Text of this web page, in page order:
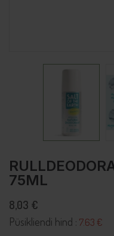
75ML
8,03 €
Püsikliendi hind : 7.63 €